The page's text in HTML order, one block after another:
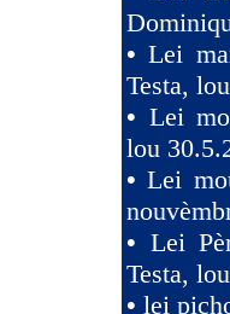
•Lei
Testa,
• Lei
lou
•Lei
• Lei
Testa,
• lei